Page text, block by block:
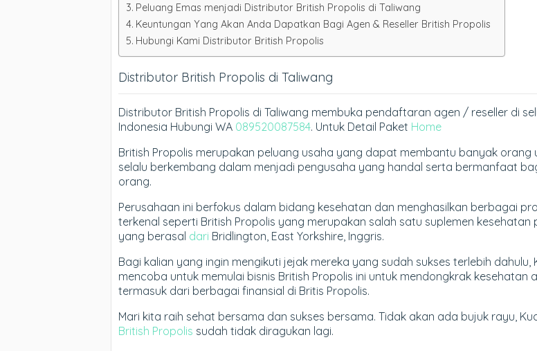
Peluang Emas menjadi Distributor British Propolis di Taliwang
Keuntungan Yang Akan Anda Dapatkan Bagi Agen & Reseller British Propolis
Hubungi Kami Distributor British Propolis
Distributor British Propolis di Taliwang
Distributor British Propolis di Taliwang membuka pendaftaran agen / reseller di
Indonesia Hubungi WA 089520087584. Untuk Detail Paket Home
British Propolis merupakan peluang usaha yang dapat membantu banyak orang
selalu berkembang dalam menjadi pengusaha yang handal serta bermanfaat
orang.
Perusahaan ini berfokus dalam bidang kesehatan dan menghasilkan berbagai
terkenal seperti British Propolis yang merupakan salah satu suplemen kesehatan
yang berasal dari Bridlington, East Yorkshire, Inggris.
Bagi kalian yang ingin mengikuti jejak mereka yang sudah sukses terlebih dahulu,
mencoba untuk memulai bisnis British Propolis ini untuk mendongkrak kesehatan
termasuk dari berbagai finansial di Britis Propolis.
Mari kita raih sehat bersama dan sukses bersama. Tidak akan ada bujuk rayu,
British Propolis sudah tidak diragukan lagi.